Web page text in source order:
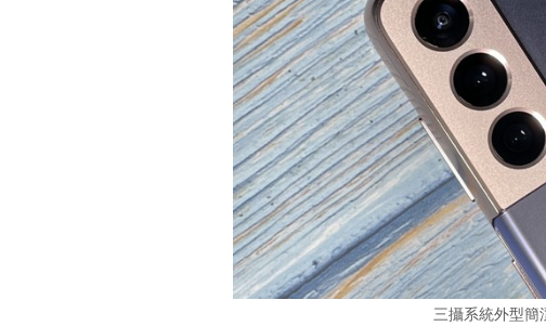
三攝系統外型簡